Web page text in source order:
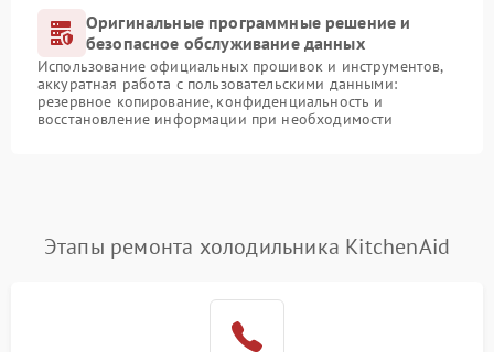
Оригинальные программные решение и
безопасное обслуживание данных
Использование официальных прошивок и инструментов,
аккуратная работа с пользовательскими данными:
резервное копирование, конфиденциальность и
восстановление информации при необходимости
Этапы ремонта холодильника KitchenAid